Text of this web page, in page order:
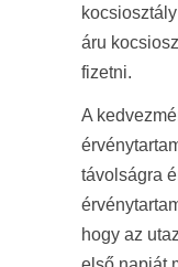
áru
fizetni.
A
távolságra
hogy az